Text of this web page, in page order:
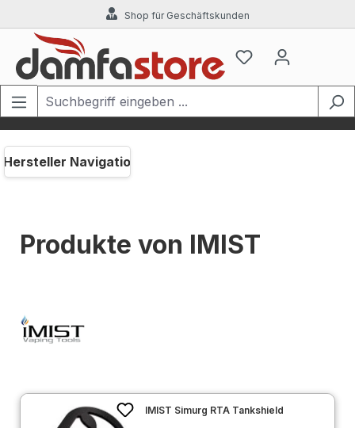
Zum Hauptinhalt springenShop für Geschäftskunden
Hersteller Navigation
Produkte von IMIST
IMIST Simurg RTA Tankshield